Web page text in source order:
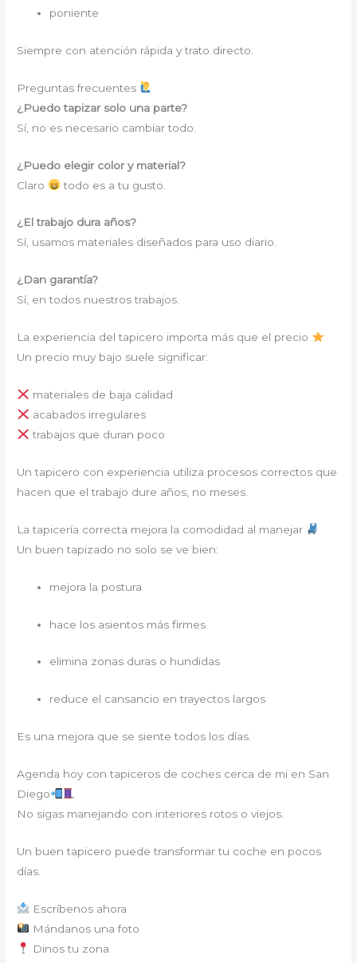
poniente
Siempre con atención rápida y trato directo.
Preguntas frecuentes
¿Puedo tapizar solo una parte?
Sí, no es necesario cambiar todo.
¿Puedo elegir color y material?
Claro
todo es a tu gusto.
¿El trabajo dura años?
Sí, usamos materiales diseñados para uso diario.
¿Dan garantía?
Sí, en todos nuestros trabajos.
La experiencia del tapicero importa más que el precio
Un precio muy bajo suele significar:
materiales de baja calidad
acabados irregulares
trabajos que duran poco
Un tapicero con experiencia utiliza procesos correctos que
hacen que el trabajo dure años, no meses.
La tapicería correcta mejora la comodidad al manejar
Un buen tapizado no solo se ve bien:
mejora la postura
hace los asientos más firmes
elimina zonas duras o hundidas
reduce el cansancio en trayectos largos
Es una mejora que se siente todos los días.
Agenda hoy con tapiceros de coches cerca de mi en San
Diego
No sigas manejando con interiores rotos o viejos.
Un buen tapicero puede transformar tu coche en pocos
días.
Escríbenos ahora
Mándanos una foto
Dinos tu zona